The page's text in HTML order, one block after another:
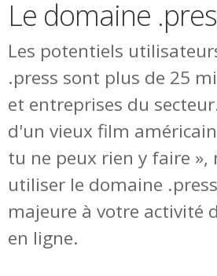
Le domaine
Les potentiels
.press sont plus de 25
et entreprises du
d'un vieux film
tu ne peux rien y faire »,
utiliser le domaine
majeure à votre
en ligne.